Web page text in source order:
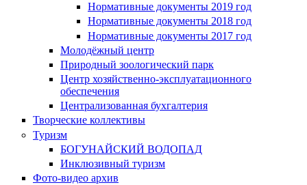
Нормативные документы 2019 год
Нормативные документы 2018 год
Нормативные документы 2017 год
Молодёжный центр
Природный зоологический парк
Центр хозяйственно-эксплуатационного
обеспечения
Централизованная бухгалтерия
Творческие коллективы
Туризм
БОГУНАЙСКИЙ ВОДОПАД
Инклюзивный туризм
Фото-видео архив